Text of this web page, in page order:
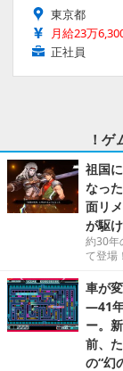
東京都
月給23万
正社員
！ゲ
祖国
なっ
面リ
が駆
約30年
て登場！
車が
―41年
ー。
前、
の“幻